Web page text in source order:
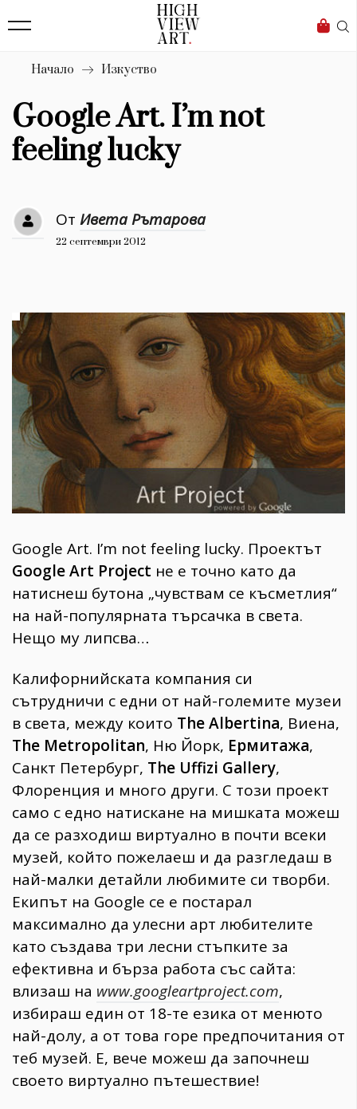
Бизнес
Мода
Dialogue
Изкуство
4339
Красота
777
Книги 1188
30+ 1970
Гурме 1709
Пътувай
237
Здраве
Gentlemen
382
Wellness
1816
ПОСЛЕДВАЙТЕ
НИ
Начало Изкуство
Google Art. I’m not
feeling lucky
От Ивета Рътарова
22 септември 2012
Google Art. I’m not feeling lucky. Проектът
Google Art Project не е точно като да
натиснеш бутона „чувствам се късметлия“
на най-популярната търсачка в света.
Нещо му липсва…
Калифорнийската компания си
сътрудничи с едни от най-големите музеи
в света, между които The Albertina, Виена,
The Metropolitan, Ню Йорк, Eрмитажа,
Санкт Петербург, The Uffizi Gallery,
Флоренция и много други. С този проект
само с едно натискане на мишката можеш
да се разходиш виртуално в почти всеки
музей, който пожелаеш и да разгледаш в
най-малки детайли любимите си творби.
Екипът на Google се е постарал
максимално да улесни арт любителите
като създава три лесни стъпките за
ефективна и бърза работа със сайта:
влизаш на www.googleartproject.com,
избираш един от 18-те езика от менюто
най-долу, а от това горе предпочитания от
теб музей. Е, вече можеш да започнеш
своето виртуално пътешествие!